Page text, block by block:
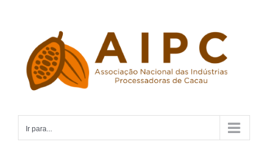
conteúdo
Ir para...